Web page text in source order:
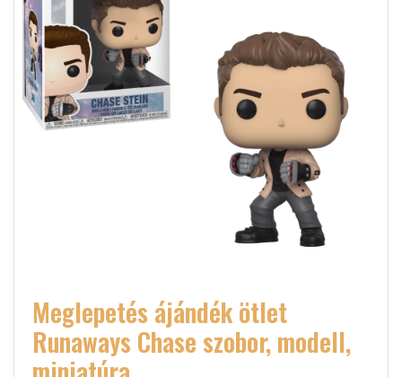
Meglepetés ájándék ötlet
Runaways Chase szobor, modell,